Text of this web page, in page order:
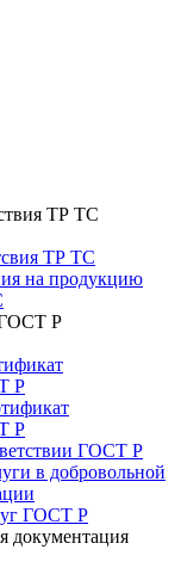
ТР ТС
ТР ТС
на продукцию
ГОСТ Р
Р
Р
ГОСТ Р
в добровольной
ГОСТ Р
документация